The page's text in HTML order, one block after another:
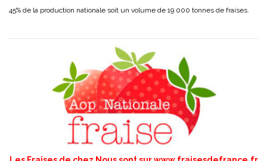
45% de la production nationale soit un volume de 19 000 tonnes de fraises.